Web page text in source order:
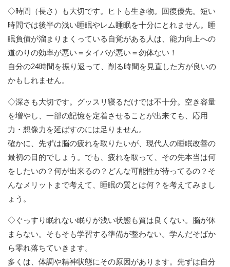
◇時間（長さ）も大切です。ヒトも生き物。回復優先。短い
時間では後半の浅い睡眠やレム睡眠を十分にとれません。睡
眠負債が溜まりまくっている自覚がある人は、能力向上への
道のりの効率が悪い＝タイパが悪い＝勿体ない！
自分の24時間を振り返って、削る時間を見直した方が良いの
かもしれません。
◇深さも大切です。グッスリ寝るだけでは不十分。空き容量
を増やし、一部の記憶を定着させることが出来ても、応用
力・想像力を延ばすのには足りません。
確かに、先ずは脳の疲れを取りたいが、現代人の睡眠改善の
最初の目的でしょう。でも、疲れを取って、その先本当は何
をしたいの？何が出来るの？どんな可能性が待ってるの？そ
んなメリットまで考えて、睡眠の質とは何？を考えてみまし
ょう。
◇ぐっすり眠れない眠りが浅い状態も質は良くない。脳が休
まらない。そもそも学習する準備が整わない。学んだそばか
ら零れ落ちていきます。
多くは、体調や精神状態にその原因があります。先ずは自分